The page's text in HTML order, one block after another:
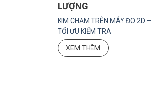
LƯỢNG
KIM CHẠM TRÊN MÁY ĐO 2D
TỐI ƯU KIỂM TRA
XEM THÊM